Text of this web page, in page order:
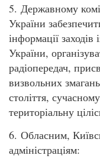
5. Державному
України
інформації
України,
радіопередач,
визвольних
століття,
територіальну
6. Обласним,
адміністраціям: